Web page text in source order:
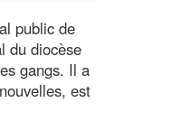
public de
du diocèse
gangs. Il a
est